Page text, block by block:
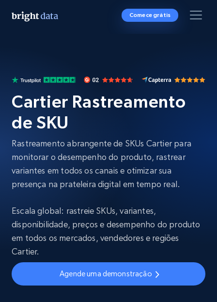
Comece grátis
Cartier Rastreamento
de SKU
Rastreamento abrangente de SKUs Cartier para
monitorar o desempenho do produto, rastrear
variantes em todos os canais e otimizar sua
presença na prateleira digital em tempo real.
Escala global: rastreie SKUs, variantes,
disponibilidade, preços e desempenho do produto
em todos os mercados, vendedores e regiões
Cartier.
Agende uma demonstração